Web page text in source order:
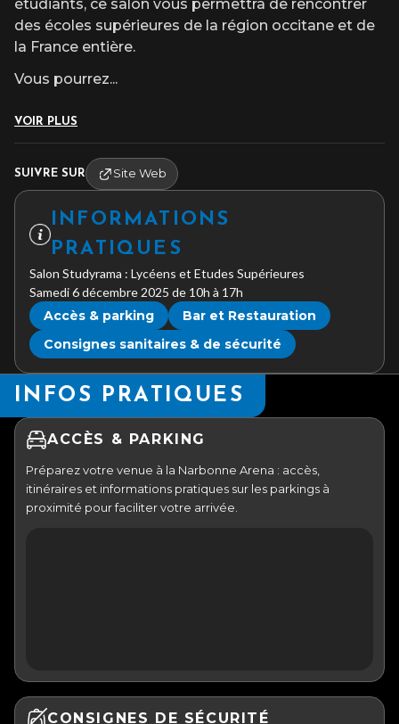
étudiants, ce salon vous permettra de rencontrer
des écoles supérieures de la région occitane et de
la France entière.
Vous pourrez...
VOIR PLUS
SUIVRE SUR Site Web
INFORMATIONS
PRATIQUES
Salon Studyrama : Lycéens et Etudes Supérieures
Samedi 6 décembre 2025 de 10h à 17h
Accès & parking
Bar et Restauration
Consignes sanitaires & de sécurité
INFOS PRATIQUES
ACCÈS & PARKING
Préparez votre venue à la Narbonne Arena : accès,
itinéraires et informations pratiques sur les parkings à
proximité pour faciliter votre arrivée.
CONSIGNES DE SÉCURITÉ